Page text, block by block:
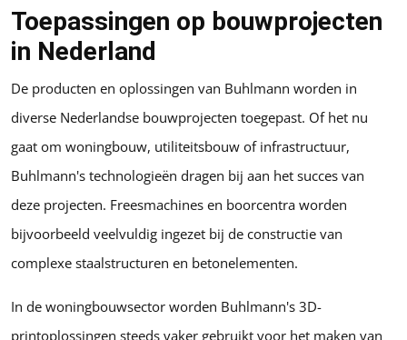
Toepassingen op bouwprojecten
in Nederland
De producten en oplossingen van Buhlmann worden in
diverse Nederlandse bouwprojecten toegepast. Of het nu
gaat om woningbouw, utiliteitsbouw of infrastructuur,
Buhlmann's technologieën dragen bij aan het succes van
deze projecten. Freesmachines en boorcentra worden
bijvoorbeeld veelvuldig ingezet bij de constructie van
complexe staalstructuren en betonelementen.
In de woningbouwsector worden Buhlmann's 3D-
printoplossingen steeds vaker gebruikt voor het maken van